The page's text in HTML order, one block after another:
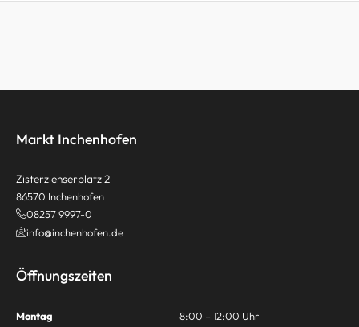
Markt Inchenhofen
Zisterzienserplatz 2
86570 Inchenhofen
08257 9997-0
info@inchenhofen.de
Öffnungszeiten
Montag
8:00 – 12:00 Uhr